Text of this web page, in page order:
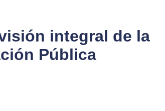
integral de la
Pública